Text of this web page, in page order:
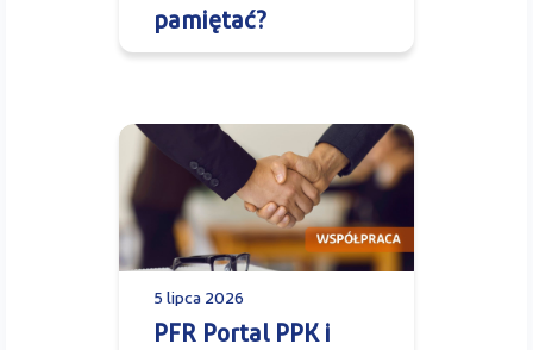
pamiętać?
5 lipca 2026
PFR Portal PPK i